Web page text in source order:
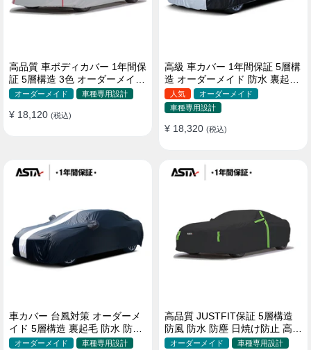
高品質 車ボディカバー 1年間保
証 5層構造 3色 オーダーメイド
裏起毛 防風防水 四季
オーダーメイド 車種専用設計
¥ 18,120 (税込)
高級 車カバー 1年間保証 5層構
造 オーダーメイド 防水 裏起毛
台風対策 黄砂対策 車種専用
人気
オーダーメイド
車種専用設計
¥ 18,320 (税込)
車カバー 台風対策 オーダーメ
イド 5層構造 裏起毛 防水 防雨
軽/普自動車 SUV対応 おすすめ
オーダーメイド 車種専用設計
高品質 JUSTFIT保証 5層構造
防風 防水 防塵 日焼け防止 高級
ボディカバー
オーダーメイド 車種専用設計